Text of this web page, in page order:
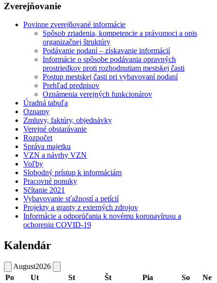
Zverejňovanie
Povinne zverejňované informácie
Spôsob zriadenia, kompetencie a právomoci a opis
organizačnej štruktúry
Podávanie podaní – získavanie informácií
Informácie o spôsobe podávania opravných
prostriedkov proti rozhodnutiam mestskej časti
Postup mestskej časti pri vybavovaní podaní
Prehľad predpisov
Oznámenia verejných funkcionárov
Úradná tabuľa
Oznamy
Zmluvy, faktúry, objednávky
Verejné obstarávanie
Rozpočet
Správa majetku
VZN a návrhy VZN
Voľby
Slobodný prístup k informáciám
Pracovné ponuky
Sčítanie 2021
Vybavovanie sťažností a petícií
Projekty a granty z externých zdrojov
Informácie a odporúčania k novému koronavírusu a
ochoreniu COVID-19
Kalendár
August2026
Po
Ut St Št Pia So Ne